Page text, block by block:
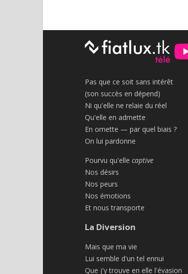
Pas que ce soit sans intérêt
(son succès en dépend)
Ni qu'elle ne relaie du réel
Qu'elle en admette
En omette — par quel biais ?
On lui pardonne
Pourvu qu'elle captive
Nos désirs
Nos peurs
Nos émotions
Et nous transporte
La Diversion
Mais que ma vie
Lui semble d'un tel ennui
Que j'y trouve en elle l'évasion